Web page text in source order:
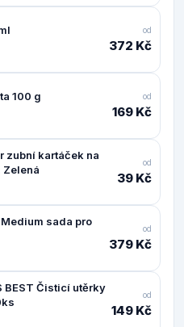
od
372 Kč
100 g od
169 Kč
zubní kartáček na
Zelená
od
39 Kč
sada pro
od
379 Kč
BEST Čisticí utěrky
od
149 Kč